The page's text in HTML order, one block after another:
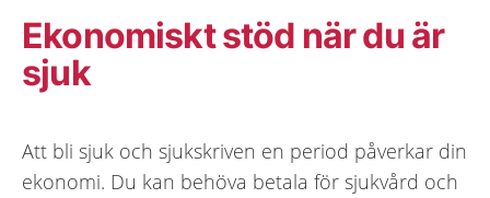
Ekonomiskt stöd när du är
sjuk
Att bli sjuk och sjukskriven en period påverkar din
ekonomi. Du kan behöva betala för sjukvård och